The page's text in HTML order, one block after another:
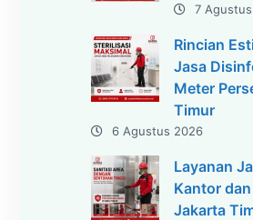
7
Rincian
Jasa
Meter
Timur
6 Agustus 2026
Layanan
Kantor
Jakarta